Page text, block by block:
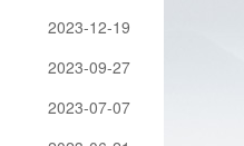
2023-12-19
2023-09-27
2023-07-07